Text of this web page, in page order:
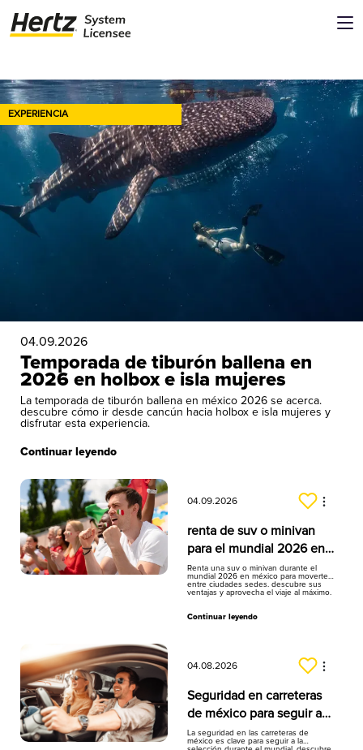
EXPERIENCIA
04.09.2026
Temporada de tiburón ballena en
2026 en holbox e isla mujeres
La temporada de tiburón ballena en méxico 2026 se acerca.
descubre cómo ir desde cancún hacia holbox e isla mujeres y
disfrutar esta experiencia.
Continuar leyendo
04.09.2026
renta de suv o minivan
para el mundial 2026 en
hertz méxico
Renta una suv o minivan durante el
mundial 2026 en méxico para moverte
entre ciudades sedes. descubre sus
ventajas y aprovecha el viaje al máximo.
Continuar leyendo
04.08.2026
Seguridad en carreteras
de méxico para seguir a
la selección
La seguridad en las carreteras de
méxico es clave para seguir a la